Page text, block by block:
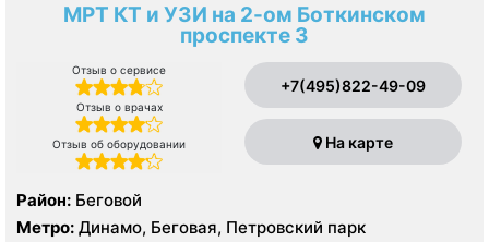
МРТ КТ и УЗИ на 2-ом Боткинском
проспекте 3
Отзыв о сервисе
Отзыв о врачах
Отзыв об оборудовании
+7(495)822-49-09
На карте
Район: Беговой
Метро: Динамо, Беговая, Петровский парк